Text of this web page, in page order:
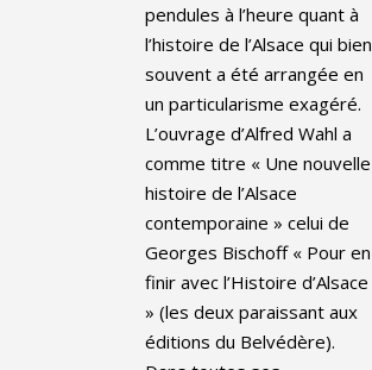
pendules à l’heure quant à
l’histoire de l’Alsace qui bien
souvent a été arrangée en
un particularisme exagéré.
L’ouvrage d’Alfred Wahl a
comme titre « Une nouvelle
histoire de l’Alsace
contemporaine » celui de
Georges Bischoff « Pour en
finir avec l’Histoire d’Alsace
» (les deux paraissant aux
éditions du Belvédère).